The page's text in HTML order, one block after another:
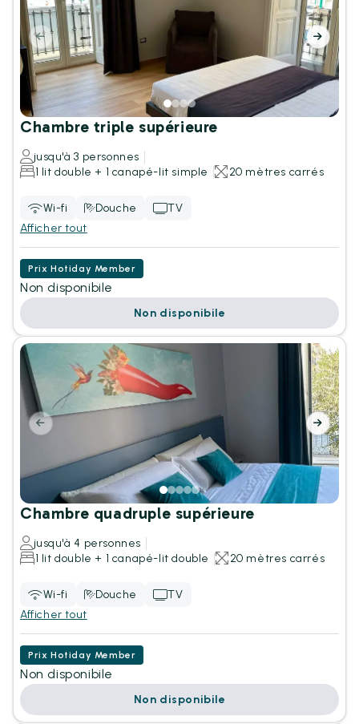
Chambre triple supérieure
jusqu'à 3 personnes
1 lit double + 1 canapé-lit simple
20 mètres carrés
Wi-fi Douche
TV
Afficher tout
Prix Hotiday Member
Non disponibile
Non disponibile
Chambre quadruple supérieure
jusqu'à 4 personnes
1 lit double + 1 canapé-lit double
20 mètres carrés
Wi-fi Douche
TV
Afficher tout
Prix Hotiday Member
Non disponibile
Non disponibile